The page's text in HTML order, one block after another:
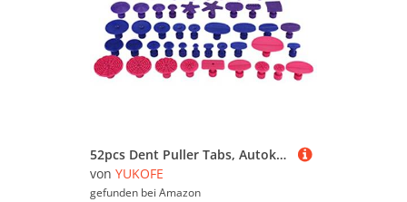
52pcs Dent Puller Tabs, Autokörperbahnen Entfernung Ziehen Sie Laschen lackierte Reparaturwerkzeuge für die Reparatur von Automobile Hagel Schäden entfernen
von YUKOFE
gefunden bei Amazon